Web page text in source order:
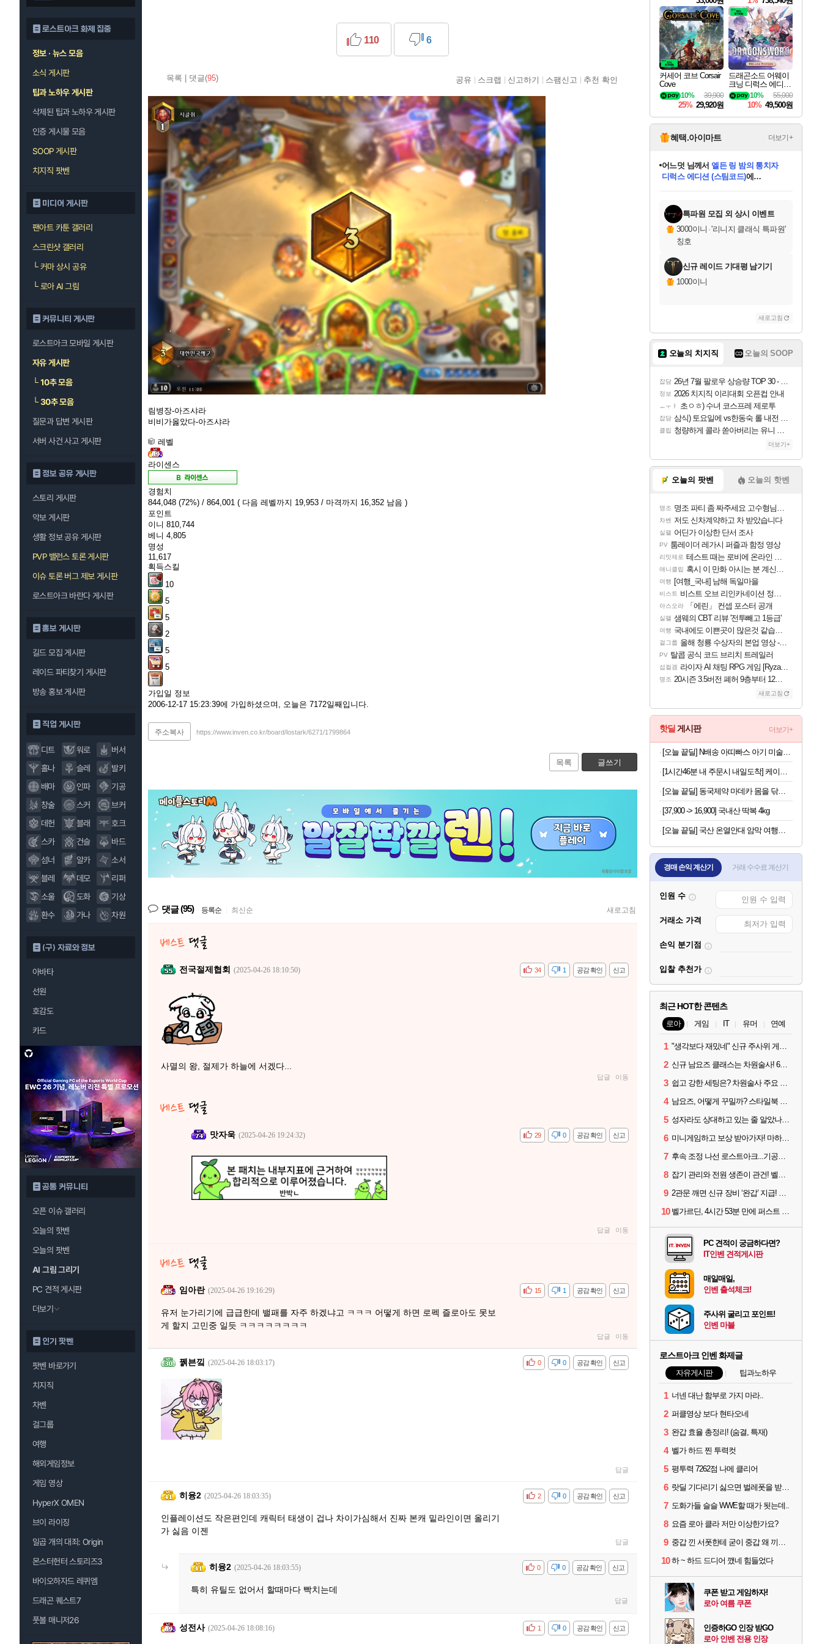
로스트아크 화제 집중
정보 · 뉴스 모음
소식 게시판
팁과 노하우 게시판
삭제된 팁과 노하우 게시판
인증 게시물 모음
SOOP 게시판
치지직 팟벤
미디어 게시판
팬아트 카툰 갤러리
스크린샷 갤러리
└커마 상시 공유
└로아 AI 그림
커뮤니티 게시판
로스트아크 모바일 게시판
자유 게시판
└10추 모음
└30추 모음
질문과 답변 게시판
서버 사건 사고 게시판
정보 공유 게시판
스토리 게시판
악보 게시판
생활 정보 공유 게시판
PVP 밸런스 토론 게시판
이슈 토론 버그 제보 게시판
로스트아크 바란다 게시판
홍보 게시판
길드 모집 게시판
레이드 파티찾기 게시판
방송 홍보 게시판
직업 게시판
디트 워로
버서
홀나
슬레
발키
배마
인파
기공
창술
스커
브커
데헌
블래
호크
스카
건슬
바드
섬너
알카
소서
블레
데모
리퍼
소울
도화
기상
환수
가나 차원
(구) 자료와 정보
아바타
선원
호감도
카드
공통 커뮤니티
오픈 이슈 갤러리
오늘의 핫벤
오늘의 팟벤
AI 그림 그리기
PC 견적 게시판
더보기
인기 팟벤
팟벤 바로가기
치지직
차벤
걸그룹
여행
해외게임정보
게임 영상
HyperX OMEN
브이 라이징
일곱 개의 대죄: Origin
몬스터헌터 스토리즈3
바이오하자드 레퀴엠
드래곤 퀘스트7
풋볼 매니저26
목록 댓글(95)
110 6
공유 스크랩 신고하기 스팸신고 추천 확인
림병장-아즈샤라
비비가옳았다-아즈샤라
레벨
라이센스
경험치
844,048 (72%) / 864,001 ( 다음 레벨까지 19,953 / 마격까지 16,352 남음 )
포인트
이니 810,744
베니 4,805
명성
11,617
획득스킬
10
5
5
2
5
5
가입일 정보
2006-12-17 15:23:39에 가입하셨으며, 오늘은 7172일째입니다.
주소복사 https://www.inven.co.kr/board/lostark/6271/1799864
목록 글쓰기
댓글(95) 등록순 최신순 새로고침
전국절제협회 (2025-04-26 18:10:50) 신고
공감 확인
비공감 1
34
사멸의 왕, 절제가 하늘에 서겠다...
답글 이동
맛자욱 (2025-04-26 19:24:32) 신고
공감 확인
비공감 0
29
답글 이동
임아란 (2025-04-26 19:16:29) 신고
공감 확인
비공감 1
15
유저 눈가리기에 급급한데 밸패를 자주 하겠냐고 ㅋㅋㅋ 어떻게 하면 로펙 즐로아도 못보
게 할지 고민중 일듯 ㅋㅋㅋㅋㅋㅋㅋㅋ
답글 이동
꿹븐낔 (2025-04-26 18:03:17) 신고
공감 확인
비공감 0
0
답글
히융2 (2025-04-26 18:03:35) 신고
공감 확인
비공감 0
2
인플레이션도 작은편인데 캐릭터 태생이 겁나 차이가심해서 진짜 본캐 밑라인이면 올리기
가 싫음 이젠
답글
히융2 (2025-04-26 18:03:55) 신고
공감 확인
비공감 0
0
특히 유틸도 없어서 할때마다 빡치는데
답글
성전사 (2025-04-26 18:08:16) 신고
공감 확인
비공감 0
1
커세어 코브 Corsair
Cove
39,900
10%
25% 29,920원
드래곤소드 어웨이
크닝 디럭스 에디션
DragonSword Awake
ning Deluxe Edition
55,000
10%
10% 49,500원
혜택.아이마트 더보기+
당첨되셨습니다.
당첨되셨습니다.
어느덧 님께서엘든 링 밤의 통치자
디럭스 에디션 (스팀코드)에
당첨되셨습니다.
에디션 (스팀코드)를 교환.
당첨되셨습니다.
당첨되셨습니다.
당첨되셨습니다.
당첨되셨습니다.
특파원 모집 외 상시 이벤트
3000이니 ·'리니지 클래식 특파원'
칭호
신규 레이드 기대평 남기기
1000이니
새로고침
오늘의 치지직 오늘의 SOOP
잡담 26년 7월 팔로우 상승량 TOP 30 - 월간 치지직
정보 2026 치지직 이리대회 오픈컵 안내
ㅗㅜㅑ 초ㅇㅎ) 수녀 코스프레 제로투
잡담 삼식) 토요일에 vs한동숙 롤 내전 예정
클립 청량하게 콜라 쏟아버리는 유니 ㅋㅋㅋ
더보기+
오늘의 팟벤 오늘의 핫벤
명조 명조 파티 좀 짜주세요 고수형님들…
차벤 저도 신차계약하고 차 받았습니다
실팰 어딘가 이상한 단서 조사
PV 툼레이더 레가시 퍼즐과 함정 영상
리밋제로 테스트 때는 로비에 온라인 기능이 있는데
애니클립 혹시 이 만화 아시는 분 계신가요
여행 [여행_국내] 남해 독일마을
비스트 비스트 오브 리인카네이션 정보/공략글 모음
아스오라 「에린」 컨셉 포스터 공개
실팰 샘웨의 CBT 리뷰 '전투빼고 1등급'
여행 국내에도 이쁜곳이 많은것 같습니다
걸그룹 올해 청룡 수상자의 본업 영상 - 스테이씨 윤
PV 탈콥 공식 코드 브리치 트레일러
섭컬겜 라이자 AI 채팅 RPG 게임 [RyzaChat: AI] 공개
명조 20시즌 3.5버전 폐허 9층부터 12층까지 클리어 조합 | 죽음의 노래와 바닷속 폐허 |
새로고침
핫딜 게시판 더보기+
[오늘 끝딜] 동국제약 마데카 몸을 닦자 데오 쿨시트 15매 5개, 10개 택1 / 겨드랑이 쿨링시트 샤워 땀티슈 머스크향
[37,900 -> 16,900] 국내산 딱복 4kg
[오늘 끝딜] 국산 온열안대 암막 여행용 수면 안대 천연 아로마 스팀 찜질 아이마스크 일상에반하다
경매 손익 계산기 거래 수수료 계산기
인원 수
거래소 가격
손익 분기점
입찰 추천가
최근 HOT한 콘텐츠
로아 게임 IT 유머 연예
1 "생각보다 재밌네" 신규 주사위 게임 티카투카 호평
2 신규 남요즈 클래스는 차원술사! 6월 20일 로아온 썸머 정리
3 쉽고 강한 세팅은? 차원술사 주요 빌드와 스킬 코드
4 남요즈, 어떻게 꾸밀까? 스타일북 인기 차원술사 커스터마이즈
5 성자라도 상대하고 있는 줄 알았나? 벨가르딘 이모저모
6 미니게임하고 보상 받아가자! 마하라카 썸머 캠프 할 일은?
7 후속 조정 나선 로스트아크...기공사, 차원술사 하향
8 잡기 관리와 전원 생존이 관건! 벨가르딘 유물 칭호 획득방법 정리
9 2관문 깨면 신규 장비 ‘완갑’ 지급! 그림자 레이드 벨가르딘 공개
10 벨가르딘, 4시간 53분 만에 퍼스트 클리어 나왔다
PC 견적이 궁금하다면?
IT인벤 견적게시판
매일매일,
인벤 출석체크!
주사위 굴리고 포인트!
인벤 마블
로스트아크 인벤 화제글
자유게시판 팁과노하우
1 너넨 대난 함부로 가지 마라..
2 퍼클영상 보다 현타오네
3 완갑 효율 총정리! (숨결, 특재)
4 벨가 하드 찐 투력컷
5 평투력 7262점 나메 클리어
6 랏딜 기다리기 싫으면 벌레폿을 받지마라
7 도화가들 슬슬 WWE할 때가 됫는데..
8 요즘 로아 클라 저만 이상한가요?
9 중갑 낀 서폿한테 굳이 중갑 왜 끼냐고 물어보는 6딜남은 그냥 무시하면 됨
10 하 ~ 하드 드디어 깼네 힘들었다
쿠폰 받고 게임하자!
로아 여름 쿠폰
인증하GO 인장 받GO
로아 인벤 전용 인장